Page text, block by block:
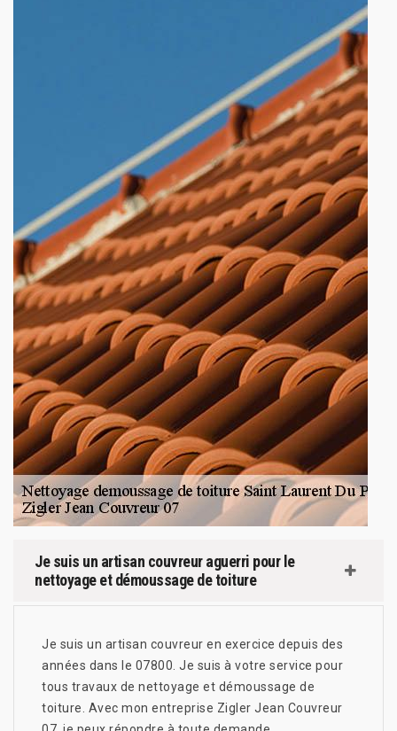
Je suis un artisan couvreur aguerri pour le
nettoyage et démoussage de toiture
Je suis un artisan couvreur en exercice depuis des
années dans le 07800. Je suis à votre service pour
tous travaux de nettoyage et démoussage de
toiture. Avec mon entreprise Zigler Jean Couvreur